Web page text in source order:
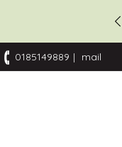
0185149889 mail